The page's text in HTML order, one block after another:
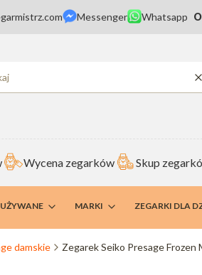
Messenger Whatsapp
Wycena zegarków Skup
MARKI ZEGARKI DLA
damskie Zegarek Seiko Presage